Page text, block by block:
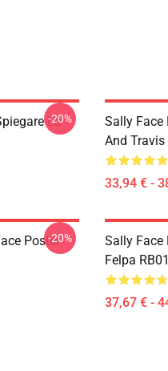
La
-20%
Sally Face
And Travis
33,94 € -
Poster-20%
Sally Face
Felpa
37,67 € -